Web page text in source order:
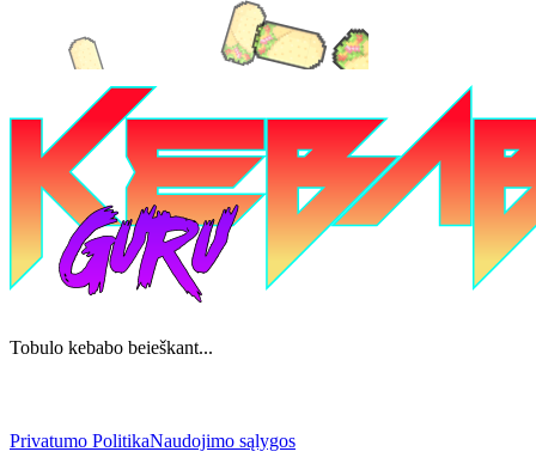
Tobulo kebabo beieškant...
Privatumo PolitikaNaudojimo sąlygos